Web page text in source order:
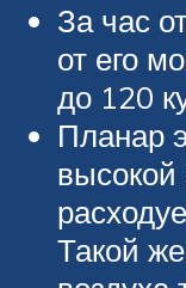
За час
от его
до 120
Планар
Такой